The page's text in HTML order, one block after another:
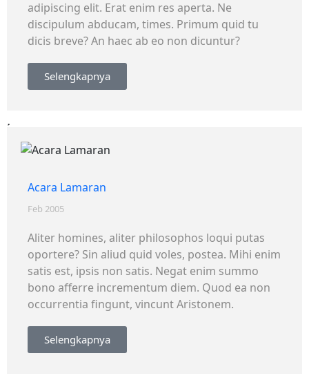
adipiscing elit. Erat enim res aperta. Ne
discipulum abducam, times. Primum quid tu
dicis breve? An haec ab eo non dicuntur?
Selengkapnya
Acara Lamaran
Feb 2005
Aliter homines, aliter philosophos loqui putas
oportere? Sin aliud quid voles, postea. Mihi enim
satis est, ipsis non satis. Negat enim summo
bono afferre incrementum diem. Quod ea non
occurrentia fingunt, vincunt Aristonem.
Selengkapnya